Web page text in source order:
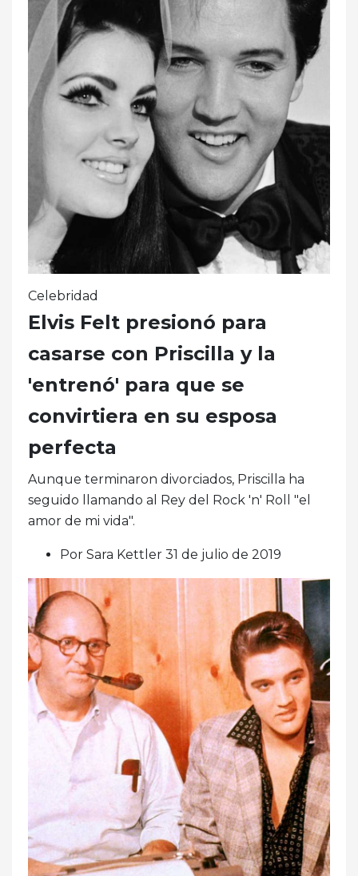
Celebridad
Elvis Felt presionó para
casarse con Priscilla y la
'entrenó' para que se
convirtiera en su esposa
perfecta
Aunque terminaron divorciados, Priscilla ha
seguido llamando al Rey del Rock 'n' Roll "el
amor de mi vida".
Por Sara Kettler 31 de julio de 2019